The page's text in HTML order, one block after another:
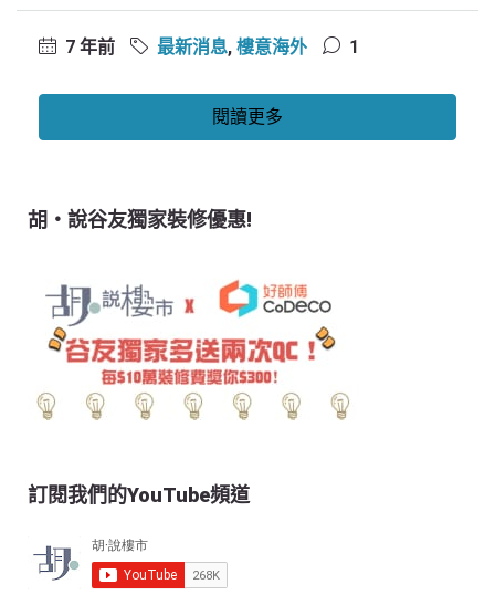
7 年前 最新消息, 樓意海外 1
閱讀更多
胡‧說谷友獨家裝修優惠!
訂閱我們的YouTube頻道